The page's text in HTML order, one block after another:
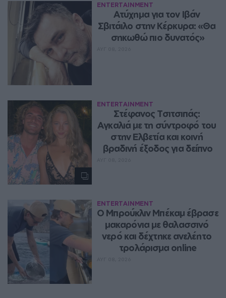
ENTERTAINMENT
Ατύχημα για τον Ιβάν
Σβιτάιλο στην Κέρκυρα: «Θα
σηκωθώ πιο δυνατός»
ENTERTAINMENT
Στέφανος Τσιτσιπάς:
Αγκαλιά με τη σύντροφό του
στην Ελβετία και κοινή
βραδινή έξοδος για δείπνο
ENTERTAINMENT
Ο Μπρούκλιν Μπέκαμ έβρασε
μακαρόνια με θαλασσινό
νερό και δέχτηκε ανελέητο
τρολάρισμα online